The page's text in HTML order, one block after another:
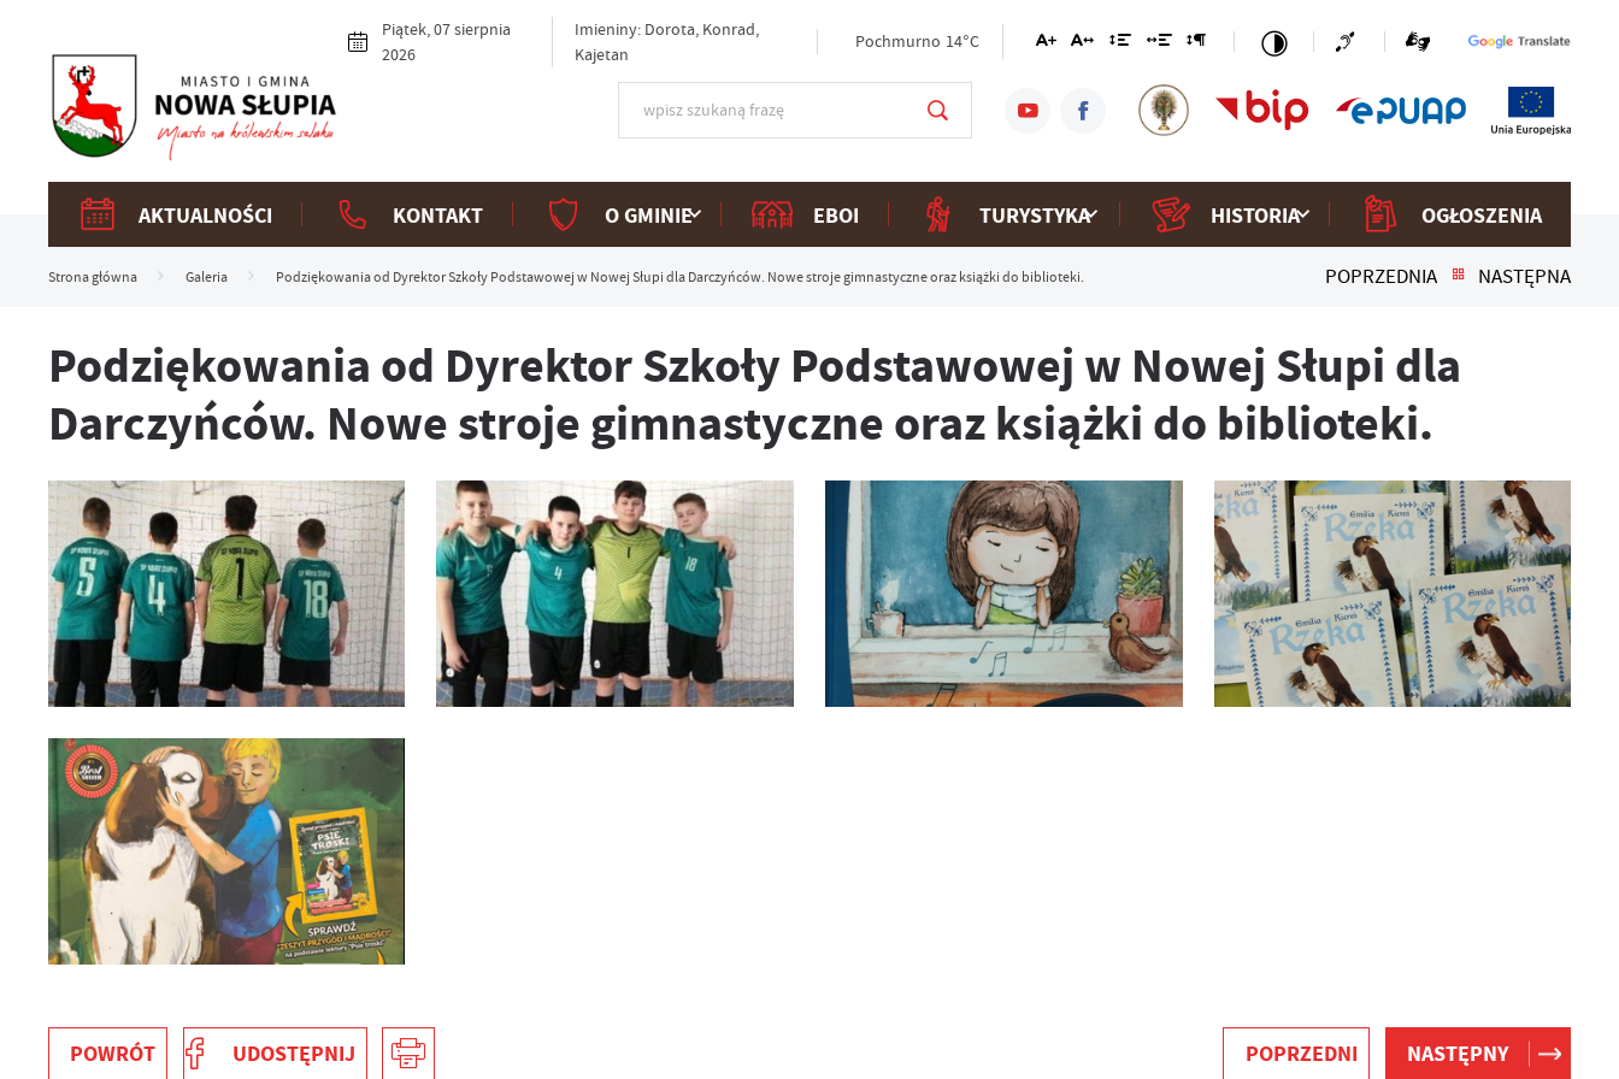
Piątek, 07 sierpnia
2026
Imieniny: Dorota, Konrad,
Kajetan
Pochmurno 14°C
AKTUALNOŚCI KONTAKT O GMINIE EBOI TURYSTYKA HISTORIA OGŁOSZENIA
Strona główna Galeria Podziękowania od Dyrektor Szkoły Podstawowej w Nowej Słupi dla Darczyńców. Nowe stroje gimnastyczne oraz książki do biblioteki. POPRZEDNIA NASTĘPNA
Podziękowania od Dyrektor Szkoły Podstawowej w Nowej Słupi dla
Darczyńców. Nowe stroje gimnastyczne oraz książki do biblioteki.
POWRÓT UDOSTĘPNIJ POPRZEDNI NASTĘPNY